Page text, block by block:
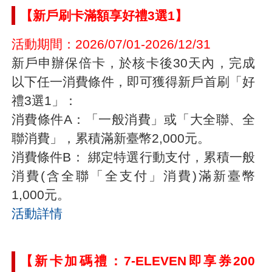
【新戶刷卡滿額享好禮3選1】
活動期間：2026/07/01-2026/12/31
新戶申辦保倍卡，於核卡後30天內，完成
以下任一消費條件，即可獲得新戶首刷「好
禮3選1」：
消費條件A：「一般消費」或「大全聯、全
聯消費」，累積滿新臺幣2,000元。
消費條件B： 綁定特選行動支付，累積一般
消費(含全聯「全支付」消費)滿新臺幣
1,000元。
活動詳情
【新卡加碼禮：7-ELEVEN即享券200